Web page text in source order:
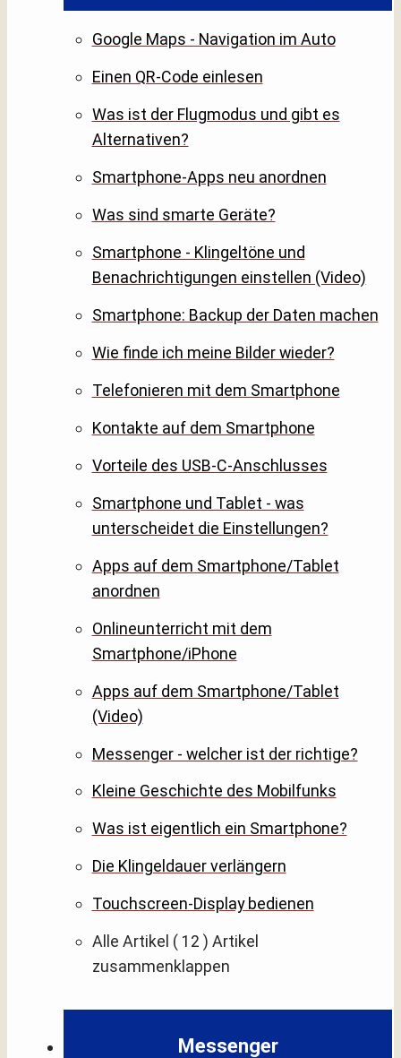
Google Maps - Navigation im Auto
Einen QR-Code einlesen
Was ist der Flugmodus und gibt es
Alternativen?
Smartphone-Apps neu anordnen
Was sind smarte Geräte?
Smartphone - Klingeltöne und
Benachrichtigungen einstellen (Video)
Smartphone: Backup der Daten machen
Wie finde ich meine Bilder wieder?
Telefonieren mit dem Smartphone
Kontakte auf dem Smartphone
Vorteile des USB-C-Anschlusses
Smartphone und Tablet - was
unterscheidet die Einstellungen?
Apps auf dem Smartphone/Tablet
anordnen
Onlineunterricht mit dem
Smartphone/iPhone
Apps auf dem Smartphone/Tablet
(Video)
Messenger - welcher ist der richtige?
Kleine Geschichte des Mobilfunks
Was ist eigentlich ein Smartphone?
Die Klingeldauer verlängern
Touchscreen-Display bedienen
Alle Artikel ( 12 ) Artikel
zusammenklappen
Messenger